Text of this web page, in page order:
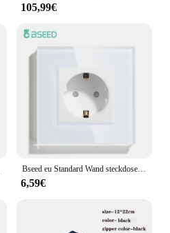
105,99€
Bseed eu Standard Wand steckdosen Typ-C-Steckdosen Wand steckdose USB-Ladeans chluss Glasscheibe Kinderschutz 16a
6,59€